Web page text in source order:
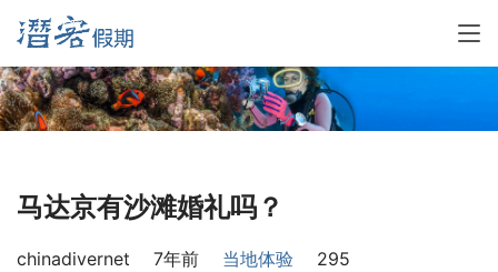
马达京有沙滩婚礼吗？
chinadivernet 7年前 当地体验 295